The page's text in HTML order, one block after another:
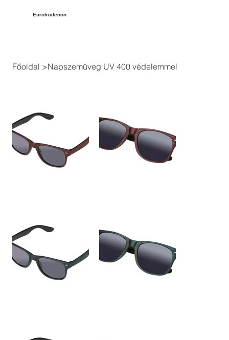
Eurotradecon
Főoldal >Napszemüveg UV 400 védelemmel